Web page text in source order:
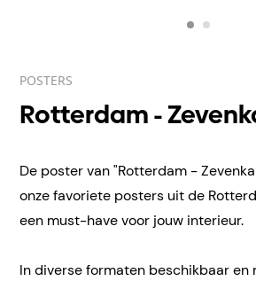
POSTERS
Rotterdam -
De poster van "Rotterdam -
onze favoriete posters uit de
een must-have voor jouw interieur.
In diverse formaten beschikbaar en